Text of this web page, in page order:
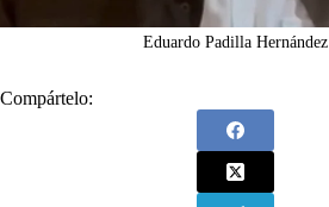
Eduardo Padilla Hernández
Compártelo: